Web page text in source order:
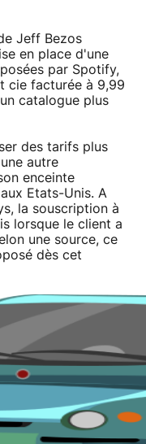
Jeff Bezos
en place d'une
par Spotify,
cie facturée à 9,99
catalogue plus
des tarifs plus
autre
enceinte
Etats-Unis. A
la souscription à
lorsque le client a
une source, ce
dès cet